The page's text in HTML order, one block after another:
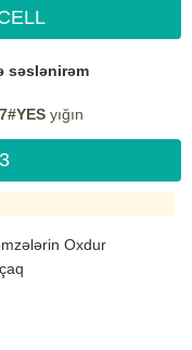
səslənirəm
yığın
Oxdur